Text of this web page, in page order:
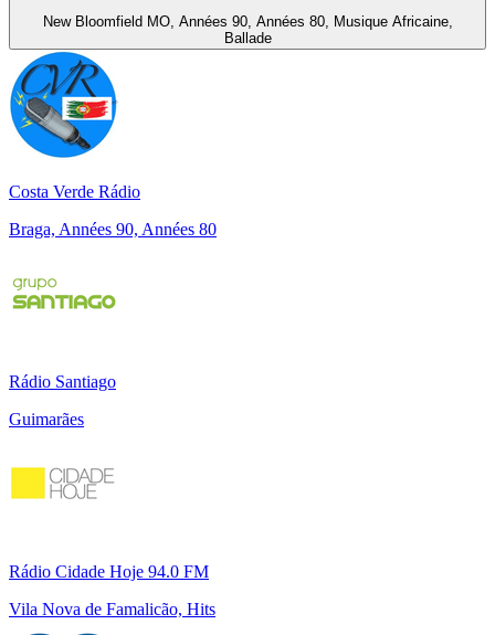
New Bloomfield MO, Années 90, Années 80, Musique Africaine,
Ballade
Costa Verde Rádio
Braga, Années 90, Années 80
Rádio Santiago
Guimarães
Rádio Cidade Hoje 94.0 FM
Vila Nova de Famalicão, Hits